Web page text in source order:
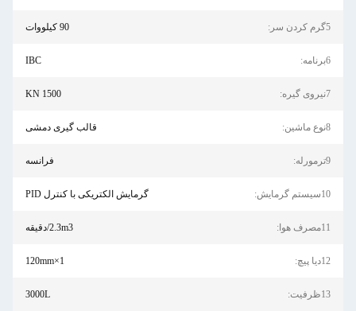
5گرم کردن سر: 90 کیلووات
6برنامه: IBC
7نیروی گیره: 1500 KN
8نوع ماشین: قالب گیری دمشی
9ترمورله: فرانسه
10سیستم گرمایش: گرمایش الکتریکی با کنترل PID
11مصرف هوا: 2.3m3/دقیقه
12دیا پیچ: 120mm×1
13ظرفیت: 3000L